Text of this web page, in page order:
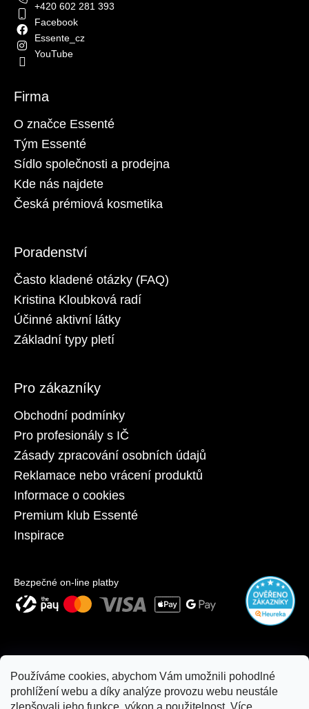
Používáme cookies, abychom Vám umožnili pohodlné
prohlížení webu a díky analýze provozu webu neustále
zlepšovali jeho funkce, výkon a použitelnost. Více
+420 602 281 393
Facebook
Essente_cz
YouTube
Firma
O značce Essenté
Tým Essenté
Sídlo společnosti a prodejna
Kde nás najdete
Česká prémiová kosmetika
Poradenství
Často kladené otázky (FAQ)
Kristina Kloubková radí
Účinné aktivní látky
Základní typy pletí
Pro zákazníky
Obchodní podmínky
Pro profesionály s IČ
Zásady zpracování osobních údajů
Reklamace nebo vrácení produktů
Informace o cookies
Premium klub Essenté
Inspirace
Bezpečné on-line platby